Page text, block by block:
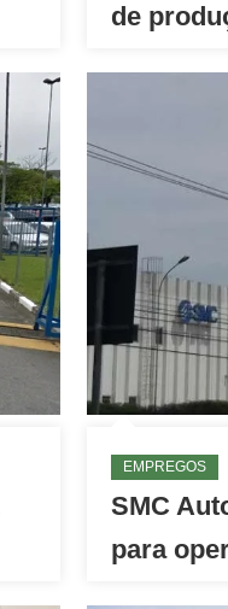
de
EMPREGOS
SMC
para